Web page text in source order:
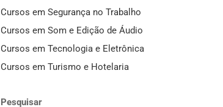
Cursos em Segurança no Trabalho
Cursos em Som e Edição de Áudio
Cursos em Tecnologia e Eletrônica
Cursos em Turismo e Hotelaria
Pesquisar